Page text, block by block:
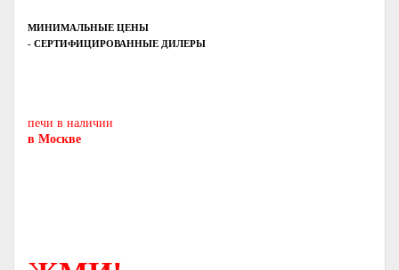
МИНИМАЛЬНЫЕ ЦЕНЫ
- СЕРТИФИЦИРОВАННЫЕ ДИЛЕРЫ
печи в наличии
в Москве